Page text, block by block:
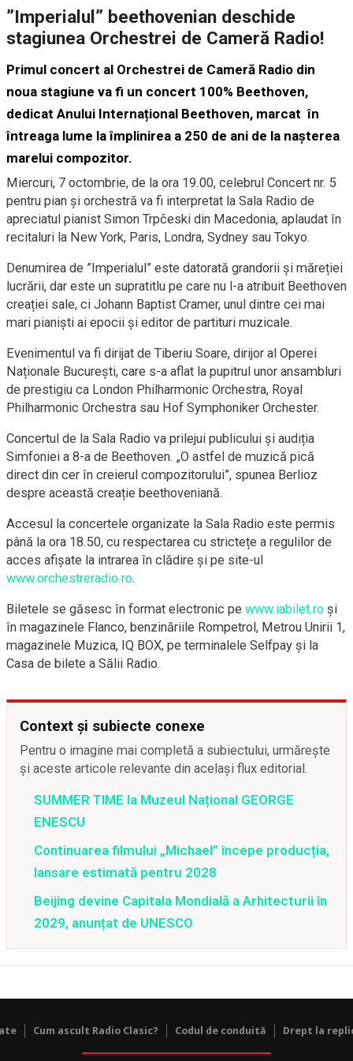
”Imperialul” beethovenian deschide
stagiunea Orchestrei de Cameră Radio!
Primul concert al Orchestrei de Cameră Radio din
noua stagiune va fi un concert 100% Beethoven,
dedicat Anului Internațional Beethoven, marcat în
întreaga lume la împlinirea a 250 de ani de la nașterea
marelui compozitor.
Miercuri, 7 octombrie, de la ora 19.00, celebrul Concert nr. 5
pentru pian şi orchestră va fi interpretat la Sala Radio de
apreciatul pianist Simon Trpčeski din Macedonia, aplaudat în
recitaluri la New York, Paris, Londra, Sydney sau Tokyo.
Denumirea de ”Imperialul” este datorată grandorii și măreției
lucrării, dar este un supratitlu pe care nu l-a atribuit Beethoven
creației sale, ci Johann Baptist Cramer, unul dintre cei mai
mari pianiști ai epocii și editor de partituri muzicale.
Evenimentul va fi dirijat de Tiberiu Soare, dirijor al Operei
Naționale București, care s-a aflat la pupitrul unor ansambluri
de prestigiu ca London Philharmonic Orchestra, Royal
Philharmonic Orchestra sau Hof Symphoniker Orchester.
Concertul de la Sala Radio va prilejui publicului și audiția
Simfoniei a 8-a de Beethoven. „O astfel de muzică pică
direct din cer în creierul compozitorului”, spunea Berlioz
despre această creație beethoveniană.
Accesul la concertele organizate la Sala Radio este permis
până la ora 18.50, cu respectarea cu strictețe a regulilor de
acces afișate la intrarea în clădire și pe site-ul
www.orchestreradio.ro.
Biletele se găsesc în format electronic pe www.iabilet.ro și
în magazinele Flanco, benzinăriile Rompetrol, Metrou Unirii 1,
magazinele Muzica, IQ BOX, pe terminalele Selfpay și la
Casa de bilete a Sălii Radio.
Context și subiecte conexe
Pentru o imagine mai completă a subiectului, urmărește
și aceste articole relevante din același flux editorial.
SUMMER TIME la Muzeul Național GEORGE
ENESCU
Continuarea filmului „Michael” începe producția,
lansare estimată pentru 2028
Beijing devine Capitala Mondială a Arhitecturii în
2029, anunțat de UNESCO
Cum ascult Radio Clasic? Codul de conduită Drept la